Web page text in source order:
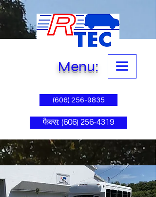
Menu:
(606) 256-9835
फैक्स: (606) 256-4319